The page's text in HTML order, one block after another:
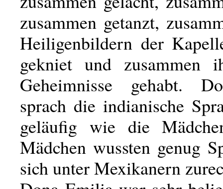
zusammen getanzt,
Heiligenbildern der
gekniet und zusammen
Geheimnisse gehabt.
sprach die indianische
geläufig wie die
Mädchen wussten genug
sich unter Mexikanern